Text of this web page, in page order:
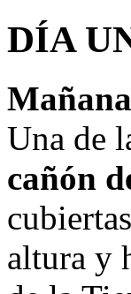
DÍA
Mañana
Una de
cañón
altura y